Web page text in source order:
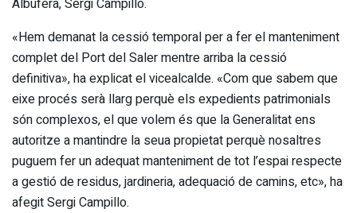
Albufera, Sergi Campillo.
«Hem demanat la cessió temporal per a fer el manteniment
complet del Port del Saler mentre arriba la cessió
definitiva», ha explicat el vicealcalde. «Com que sabem que
eixe procés serà llarg perquè els expedients patrimonials
són complexos, el que volem és que la Generalitat ens
autoritze a mantindre la seua propietat perquè nosaltres
puguem fer un adequat manteniment de tot l’espai respecte
a gestió de residus, jardineria, adequació de camins, etc», ha
afegit Sergi Campillo.